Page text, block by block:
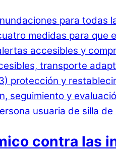
contra las